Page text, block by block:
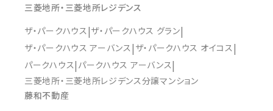
三菱地所・三菱地所レジデンス
ザ・パークハウス ザ・パークハウス グラン
ザ・パークハウス アーバンス ザ・パークハウス オイコス
パークハウス パークハウス アーバンス
三菱地所・三菱地所レジデンス分譲マンション
藤和不動産